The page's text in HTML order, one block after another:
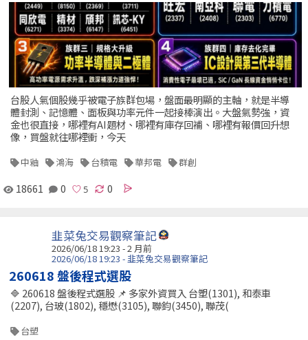
台股人氣個股幾乎被電子族群包場，盤面最明顯的主軸，就是半導
體封測、記憶體、面板與功率元件一起接棒演出。大盤氣勢強，資
金也很直接，哪裡有AI題材、哪裡有庫存回補、哪裡有報價回升想
像，買盤就往哪裡衝，今天
中釉 鴻海 台積電 華邦電 群創
18661 0 0
韭菜兔交易觀察筆記
2026/06/18 19:23 - 2 月前
2026/06/18 19:23 - 韭菜兔交易觀察筆記
260618 盤後程式選股
🔷 260618 盤後程式選股 📌 多家外資買入 台塑(1301), 和泰車
(2207), 台玻(1802), 穩懋(3105), 聯鈞(3450), 聯茂(
台塑